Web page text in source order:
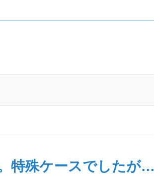
特殊ケースでしたが…